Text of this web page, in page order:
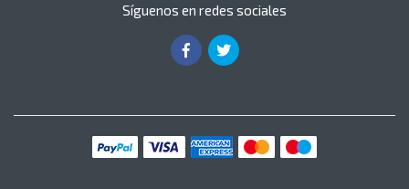
Síguenos en redes sociales